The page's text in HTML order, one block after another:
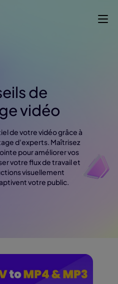
de
vidéo
de votre vidéo grâce à
d'experts. Maîtrisez
pour améliorer vos
votre flux de travail et
visuellement
votre public.